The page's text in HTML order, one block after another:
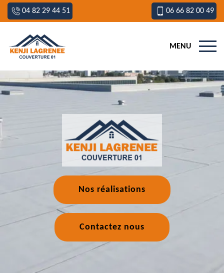
04 82 29 44 51 06 66 82 00 49
MENU
Nos réalisations
Contactez nous